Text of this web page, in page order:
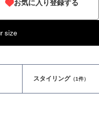
お気に入り登録する
size
スタイリング（1件）